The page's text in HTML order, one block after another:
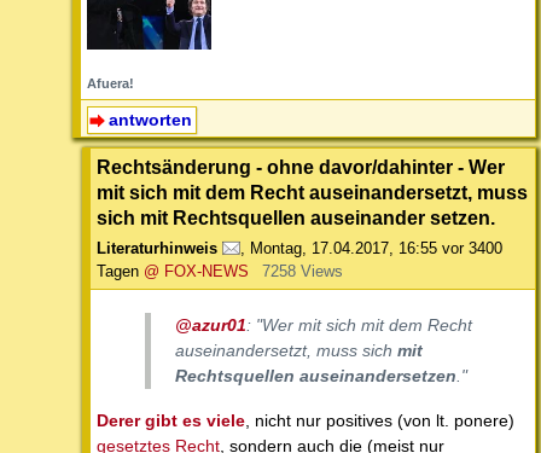
Afuera!
antworten
Rechtsänderung - ohne davor/dahinter - Wer
mit sich mit dem Recht auseinandersetzt, muss
sich mit Rechtsquellen auseinander setzen.
Literaturhinweis , Montag, 17.04.2017, 16:55 vor 3400
Tagen @ FOX-NEWS 7258 Views
@azur01: "Wer mit sich mit dem Recht
auseinandersetzt, muss sich mit
Rechtsquellen auseinandersetzen."
Derer gibt es viele, nicht nur positives (von lt. ponere)
gesetztes Recht, sondern auch die (meist nur